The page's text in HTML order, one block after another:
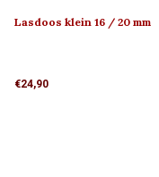
Lasdoos klein 16 / 20 mm
€24,90